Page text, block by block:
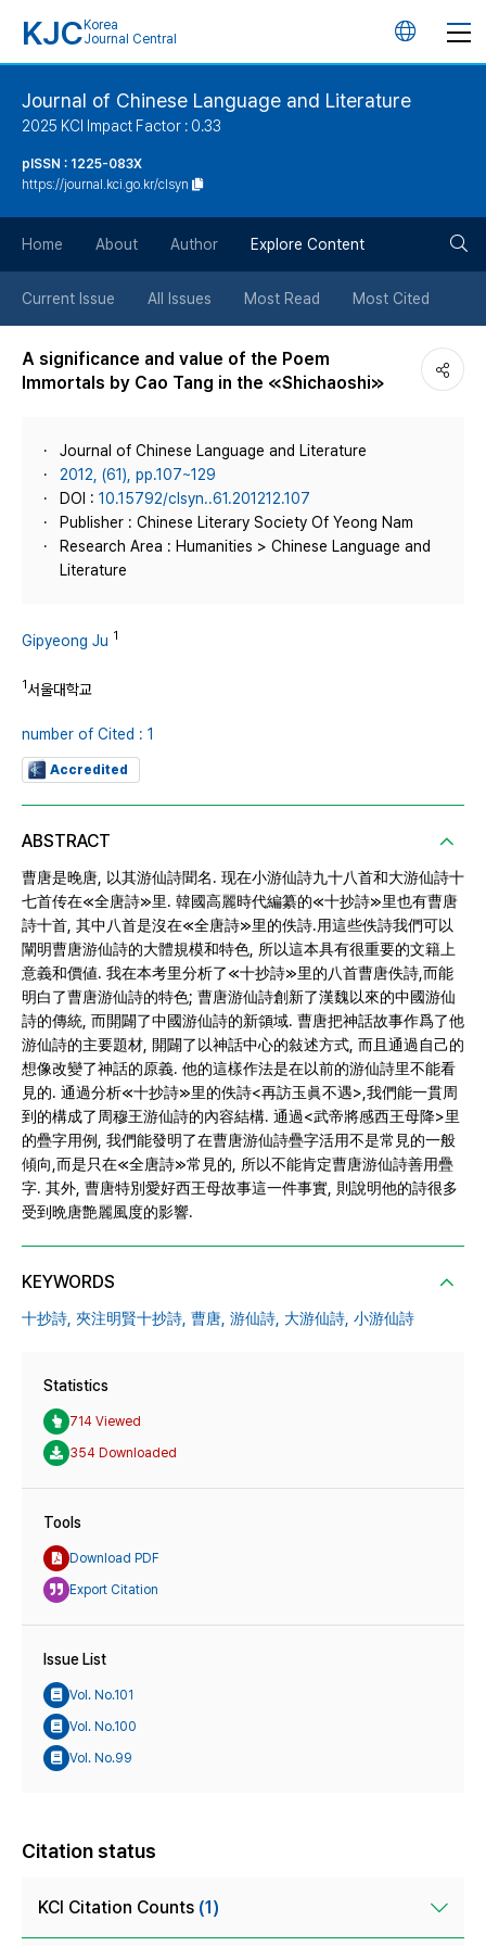
KJC Korea
Journal Central
언
튼
Journal of Chinese Language and Literature
2025 KCI Impact Factor : 0.33
pISSN : 1225-083X
https://journal.kci.go.kr/clsyn
Home About Author Explore Content
Current Issue All Issues Most Read Most Cited
A significance and value of the Poem
Immortals by Cao Tang in the ≪Shichaoshi≫
Journal of Chinese Language and Literature
2012, (61), pp.107~129
DOI : 10.15792/clsyn..61.201212.107
Publisher : Chinese Literary Society Of Yeong Nam
Research Area : Humanities > Chinese Language and
Literature
Gipyeong Ju 1
1서울대학교
number of Cited : 1
Accredited
ABSTRACT
曹唐是晚唐, 以其游仙詩聞名. 现在小游仙詩九十八首和大游仙詩十
七首传在≪全唐詩≫里. 韓國高麗時代編纂的≪十抄詩≫里也有曹唐
詩十首, 其中八首是沒在≪全唐詩≫里的佚詩.用這些佚詩我們可以
闡明曹唐游仙詩的大體規模和特色, 所以這本具有很重要的文籍上
意義和價値. 我在本考里分析了≪十抄詩≫里的八首曹唐佚詩,而能
明白了曹唐游仙詩的特色; 曹唐游仙詩創新了漢魏以來的中國游仙
詩的傳統, 而開闢了中國游仙詩的新領域. 曹唐把神話故事作爲了他
游仙詩的主要題材, 開闢了以神話中心的敍述方式, 而且通過自己的
想像改變了神話的原義. 他的這樣作法是在以前的游仙詩里不能看
見的. 通過分析≪十抄詩≫里的佚詩<再訪玉眞不遇>,我們能一貫周
到的構成了周穆王游仙詩的內容結構. 通過<武帝將感西王母降>里
的疊字用例, 我們能發明了在曹唐游仙詩疊字活用不是常見的一般
傾向,而是只在≪全唐詩≫常見的, 所以不能肯定曹唐游仙詩善用疊
字. 其外, 曹唐特別愛好西王母故事這一件事實, 則說明他的詩很多
受到晩唐艶麗風度的影響.
KEYWORDS
十抄詩, 夾注明賢十抄詩, 曹唐, 游仙詩, 大游仙詩, 小游仙詩
Statistics
714 Viewed
354 Downloaded
Tools
Download PDF
Export Citation
Issue List
Vol. No.101
Vol. No.100
Vol. No.99
Citation status
KCI Citation Counts (1)